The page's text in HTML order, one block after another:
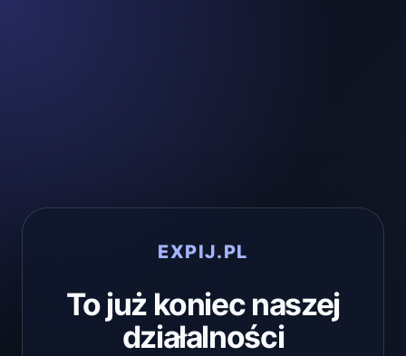
EXPIJ.PL
To już koniec naszej
działalności